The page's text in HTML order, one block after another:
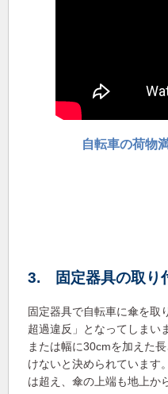
自転車の荷物
3. 固定器具の取り
固定器具で自転車に傘を取
超過違反」となってしまい
または幅に30cmを加えた
けないと決められています
は超え、傘の上端も地上か